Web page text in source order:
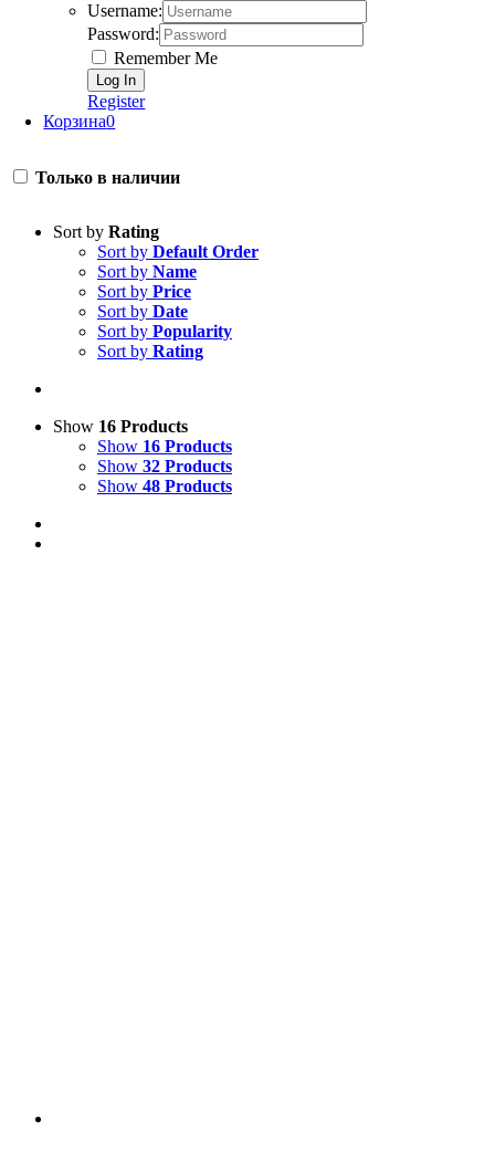
Username:
Password:
Remember Me
Register
Корзина0
Только в наличии
Sort by Rating
Sort by Default Order
Sort by Name
Sort by Price
Sort by Date
Sort by Popularity
Sort by Rating
Show 16 Products
Show 16 Products
Show 32 Products
Show 48 Products